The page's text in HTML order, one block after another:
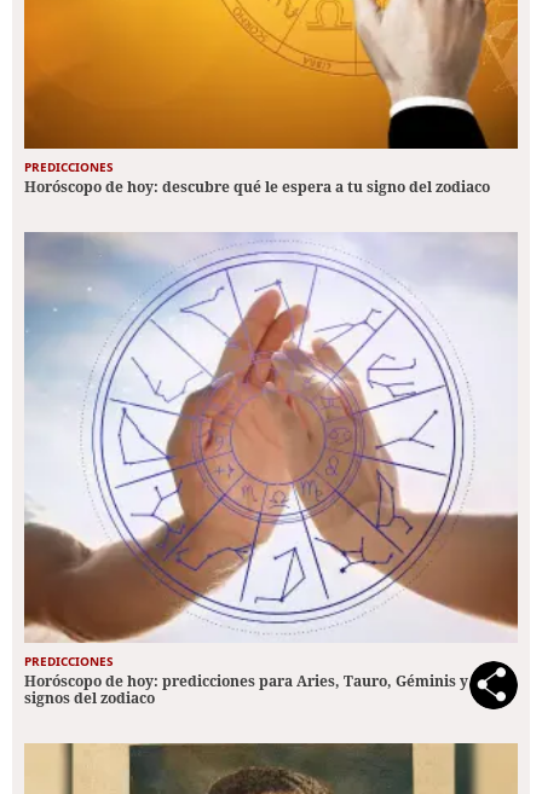
PREDICCIONES
Horóscopo de hoy: descubre qué le espera a tu signo del zodiaco
PREDICCIONES
Horóscopo de hoy: predicciones para Aries, Tauro, Géminis y los 12
signos del zodiaco